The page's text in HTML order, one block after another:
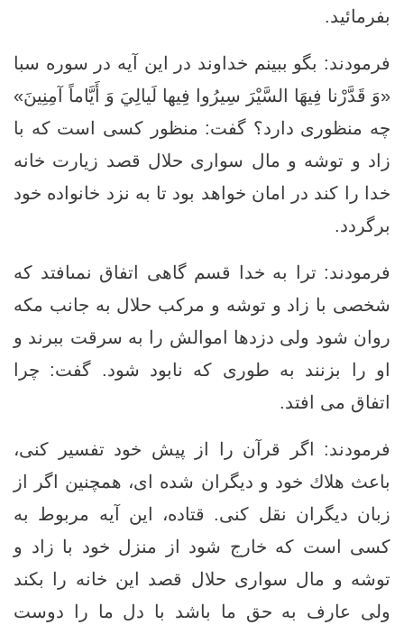
بفرمائيد.
فرمودند: بگو ببينم خداوند در اين آيه در سوره سبا
«وَ قَدَّرْنا فِيهَا السَّيْرَ سِيرُوا فِيها لَيالِيَ وَ أَيَّاماً آمِنِينَ‏»
چه منظورى دارد؟ گفت: منظور كسى است كه با
زاد و توشه و مال سوارى حلال قصد زيارت خانه
خدا را كند در امان خواهد بود تا به نزد خانواده خود
برگردد.
فرمودند: ترا به خدا قسم گاهى اتفاق نمى‏افتد كه
شخصى با زاد و توشه و مركب حلال به جانب مكه
روان شود ولى دزدها اموالش را به سرقت ببرند و
او را بزنند به طورى كه نابود شود. گفت: چرا
اتفاق مى ‏افتد.
فرمودند: اگر قرآن را از پيش خود تفسير كنى،
باعث هلاك خود و ديگران شده ‏اى، همچنين اگر از
زبان ديگران نقل كنى. قتاده، اين آيه مربوط به
كسى است كه خارج شود از منزل خود با زاد و
توشه و مال سوارى حلال قصد اين خانه را بكند
ولى عارف به حق ما باشد با دل ما را دوست